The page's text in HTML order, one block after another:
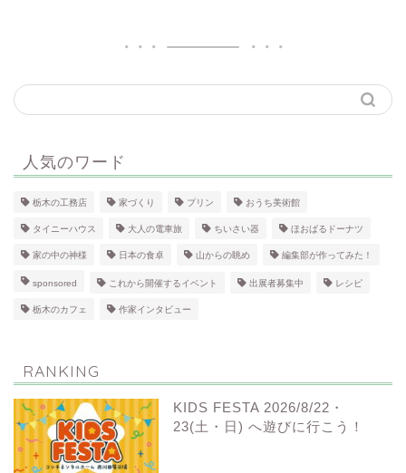
人気のワード
栃木の工務店 家づくり プリン おうち美術館
タイニーハウス 大人の電車旅 ちいさい器 ほおばるドーナツ
家の中の神様 日本の食卓 山からの眺め 編集部が作ってみた！
sponsored これから開催するイベント 出展者募集中 レシピ
栃木のカフェ 作家インタビュー
RANKING
KIDS FESTA 2026/8/22・
23(土・日) へ遊びに行こう！